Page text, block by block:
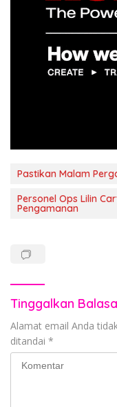
Pastikan Malam
Personel Ops Lilin
Pengamanan
Tinggalkan
Alamat email Anda
ditandai *